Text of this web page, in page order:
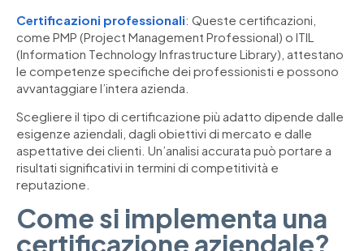
Certificazioni professionali: Queste certificazioni,
come PMP (Project Management Professional) o ITIL
(Information Technology Infrastructure Library), attestano
le competenze specifiche dei professionisti e possono
avvantaggiare l’intera azienda.
Scegliere il tipo di certificazione più adatto dipende dalle
esigenze aziendali, dagli obiettivi di mercato e dalle
aspettative dei clienti. Un’analisi accurata può portare a
risultati significativi in termini di competitività e
reputazione.
Come si implementa una
certificazione aziendale?